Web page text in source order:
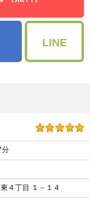
LINE
分
４丁目 １－１４